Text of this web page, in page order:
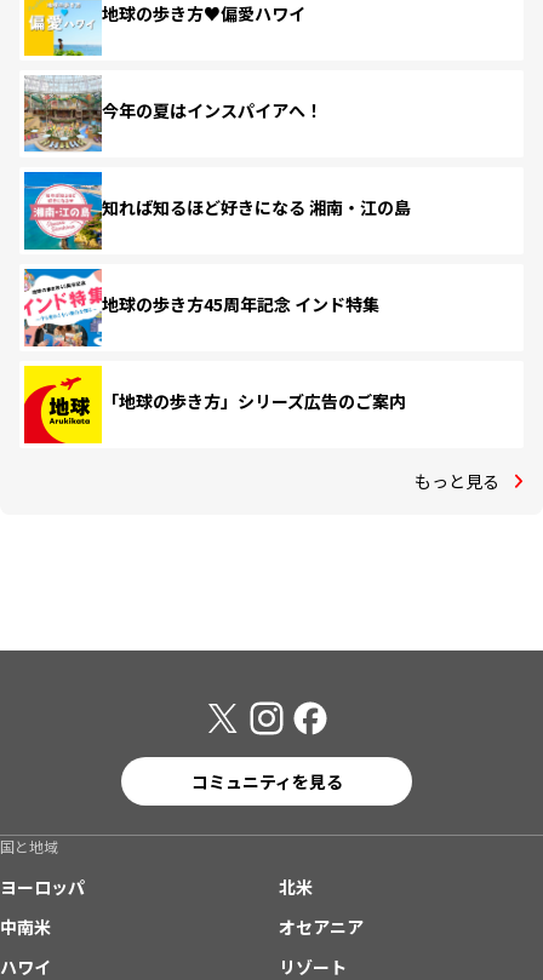
地球の歩き方♥偏愛ハワイ
今年の夏はインスパイアへ！
知れば知るほど好きになる 湘南・江の島
地球の歩き方45周年記念 インド特集
「地球の歩き方」シリーズ広告のご案内
もっと見る
コミュニティを見る
国と地域
ヨーロッパ
北米
中南米
オセアニア
ハワイ
リゾート